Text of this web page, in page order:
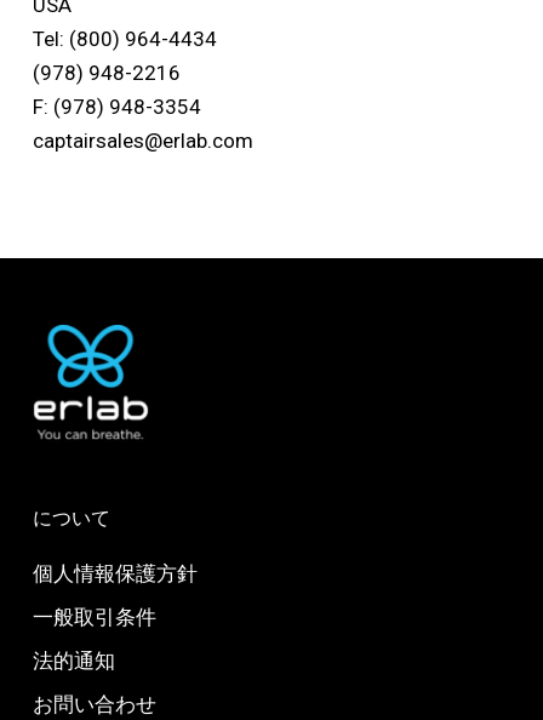
Tel: (800) 964-4434
(978) 948-2216
F: (978) 948-3354
captairsales@erlab.com
について
個人情報保護方針
一般取引条件
法的通知
お問い合わせ